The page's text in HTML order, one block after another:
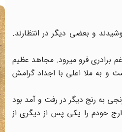
و بعضی دیگر در انتظارند.
برادری فرو می‏رود. مجاهد عظیم
و به ملا اعلی با اجداد گرامش
به رنج دیگر در رفت و آمد بود
خودم را یکی پس از دیگری از